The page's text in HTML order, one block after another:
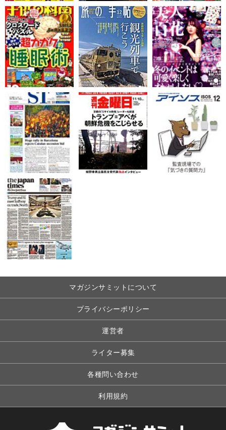
マガジンサミットについて
プライバシーポリシー
運営者
ライター募集
各種問い合わせ
利用規約